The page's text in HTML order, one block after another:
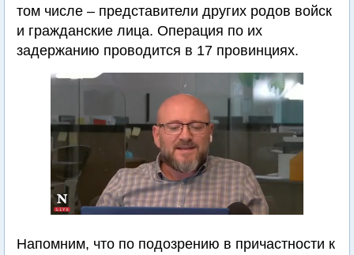
том числе – представители других родов войск
и гражданские лица. Операция по их
задержанию проводится в 17 провинциях.
Напомним, что по подозрению в причастности к